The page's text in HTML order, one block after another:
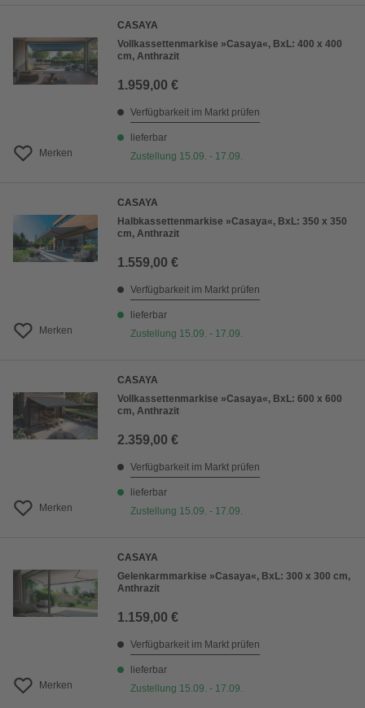
Merken
CASAYA
Vollkassettenmarkise »Casaya«, BxL: 400 x 400
cm, Anthrazit
1.959,00 €
Verfügbarkeit im Markt prüfen
lieferbar
Zustellung 15.09. - 17.09.
Merken
CASAYA
Halbkassettenmarkise »Casaya«, BxL: 350 x 350
cm, Anthrazit
1.559,00 €
Verfügbarkeit im Markt prüfen
lieferbar
Zustellung 15.09. - 17.09.
Merken
CASAYA
Vollkassettenmarkise »Casaya«, BxL: 600 x 600
cm, Anthrazit
2.359,00 €
Verfügbarkeit im Markt prüfen
lieferbar
Zustellung 15.09. - 17.09.
Merken
CASAYA
Gelenkarmmarkise »Casaya«, BxL: 300 x 300 cm,
Anthrazit
1.159,00 €
Verfügbarkeit im Markt prüfen
lieferbar
Zustellung 15.09. - 17.09.